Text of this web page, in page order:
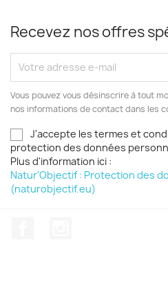
Recevez nos offres
Vous pouvez vous désinscrire à tout
nos informations de contact dans les
J'accepte les termes et
protection des données
Plus d'information ici :
Natur'Objectif : Protection des
(naturobjectif.eu)